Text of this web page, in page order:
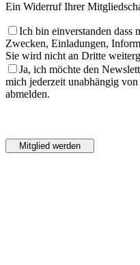
Ein Widerruf Ihrer
Ich bin einverstanden dass
Zwecken, Einladungen,
Sie wird nicht an Dritte
Ja, ich möchte den
mich jederzeit unabhängig
abmelden.
dieses
Feld
lasse
dieses